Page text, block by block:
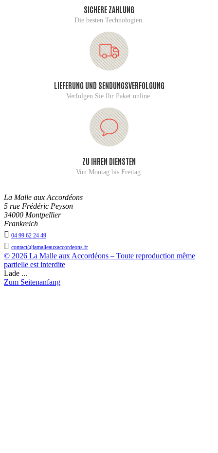
SICHERE ZAHLUNG
Die besten Technologien.
LIEFERUNG UND SENDUNGSVERFOLGUNG
Verfolgen Sie Ihr Paket online.
ZU IHREN DIENSTEN
Von Montag bis Freitag.
La Malle aux Accordéons
5 rue Frédéric Peyson
34000 Montpellier
Frankreich
 04 99 62 24 49
 contact@lamalleauxaccordeons.fr
© 2026 La Malle aux Accordéons – Toute reproduction même
partielle est interdite
Lade ...
Zum Seitenanfang